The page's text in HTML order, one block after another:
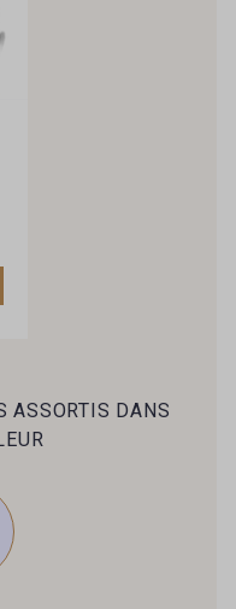
ASSORTIS DANS